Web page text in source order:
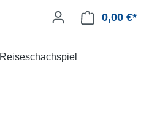
0,00 €*
Reiseschachspiel